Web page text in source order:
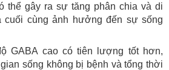
thể gây ra sự tăng phân chia và di
cuối cùng ảnh hưởng đến sự sống
GABA cao có tiên lượng tốt hơn,
sống không bị bệnh và tổng thời